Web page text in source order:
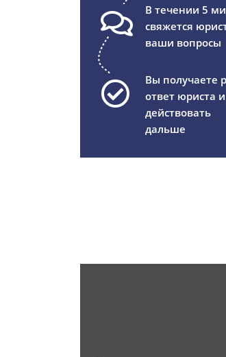
В течении 5
свяжется
ваши вопросы
Вы получаете
ответ юриста
действовать
дальше